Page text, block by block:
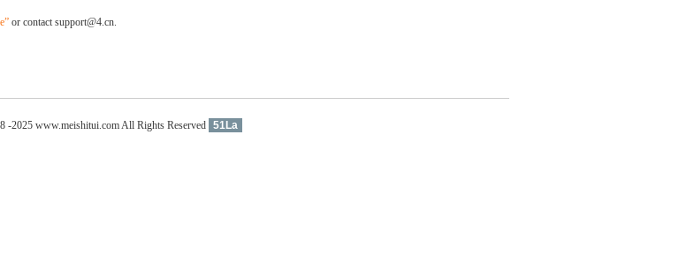
or contact support@4.cn.
-2025 www.meishitui.com All Rights Reserved 51La